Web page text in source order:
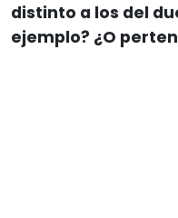
distinto a los del
ejemplo? ¿O